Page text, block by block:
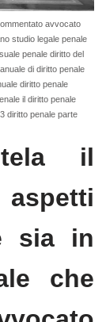
avvocato
studio legale penale
penale diritto del
di diritto penale
diritto penale
il diritto penale
diritto penale parte
il
sia in
che